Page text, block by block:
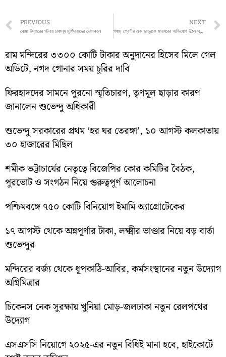
Prev
PREVIOUS
বোমা উদ্ধারের ঘটনায় চাঞ্চল্য মুর্শিদাবাদের ডোমকলে
NEXT
পঞ্চম শ্রেণীর এক ছাত্রকে মারধরের অভিযোগ উঠল স্কুলের মালিকের বিরুদ্ধে
রাম মন্দিরের ৩৩০০ কোটি টাকার অনুদানের হিসেব মিলে গেল
অডিটে, নগদ গোনার সময় চুরির দাবি
ফিরহাদদের সামনে পুরনো স্মৃতিচারণ, তৃণমূল ছাড়ার কারণ
জানালেন শুভেন্দু অধিকারী
শুভেন্দু সরকারের প্রথম ‘হর ঘর তেরঙ্গা’, ১০ আগস্ট কলকাতায়
৩০ হাজারের মিছিল
শমীক ভট্টাচার্যের নেতৃত্বে বিজেপির কোর কমিটির বৈঠক,
পুরভোট ও সংগঠন নিয়ে গুরুত্বপূর্ণ আলোচনা
পশ্চিমবঙ্গে ৭৫০ কোটি বিনিয়োগ ইমামি অ্যাগ্রোটেকের
১৭ আগস্ট থেকে অন্নপূর্ণার টাকা, লক্ষ্মীর ভাণ্ডার নিয়ে বড় বার্তা
শুভেন্দুর
মন্দিরের বর্জ্য থেকে ধূপকাঠি-আবির, কর্মসংস্থানের নতুন উদ্যোগ
অগ্নিমিত্রার
চিকেনস নেক সুরক্ষায় খুনিয়া মোড়-জলঢাকা নতুন রেলপথের
উদ্যোগ
এসএসসি নিয়োগে ২০২৫-এর নতুন বিধিই মানা হবে, হাইকোর্টে